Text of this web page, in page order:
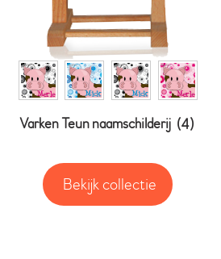
Varken Teun naamschilderij (4)
Bekijk collectie